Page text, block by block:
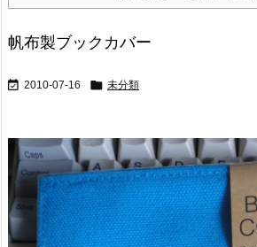
帆布製ブックカバー
 2010-07-16  未分類